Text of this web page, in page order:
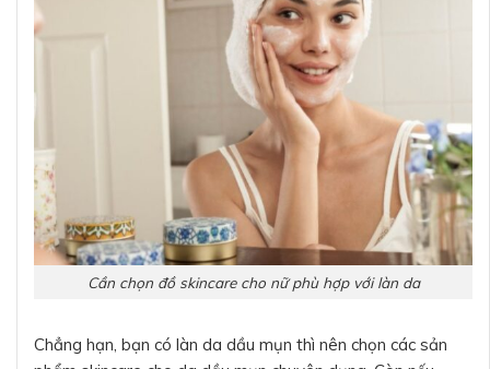
Cần chọn đồ skincare cho nữ phù hợp với làn da
Chẳng hạn, bạn có làn da dầu mụn thì nên chọn các sản